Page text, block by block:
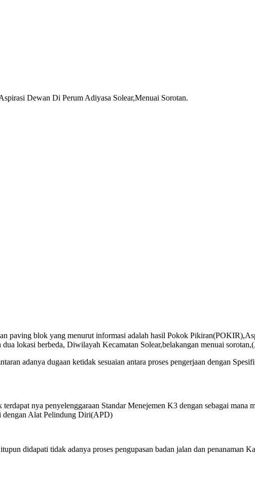
Dewan Di Perum Adiyasa Solear,Menuai Sorotan.
paving blok yang menurut informasi adalah hasil Pokok
lokasi berbeda, Diwilayah Kecamatan Solear,belakangan menuai
adanya dugaan ketidak sesuaian antara proses pengerjaan dengan
nya penyelenggaraan Standar Menejemen K3 dengan sebagai mana
dengan Alat Pelindung Diri(APD)
didapati tidak adanya proses pengupasan badan jalan dan penanaman